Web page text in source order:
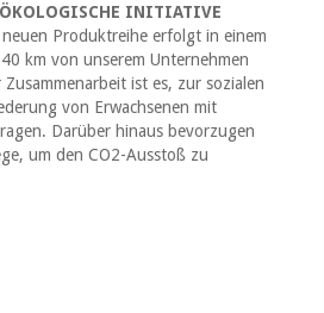
INITIATIVE
Produktreihe erfolgt in einem
km von unserem Unternehmen
ist es, zur sozialen
von Erwachsenen mit
Darüber hinaus bevorzugen
um den CO2-Ausstoß zu